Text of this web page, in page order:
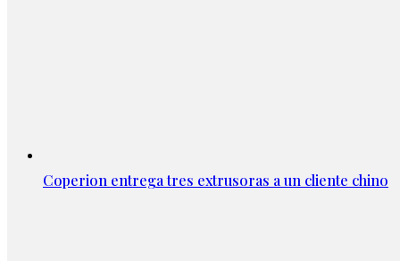
Coperion entrega tres extrusoras a un cliente chino